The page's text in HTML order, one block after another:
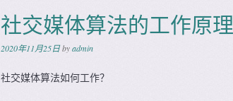
社交媒体算法的工作原理
2020年11月25日byadmin
社交媒体算法如何工作？